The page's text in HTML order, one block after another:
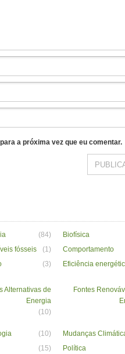
a próxima vez que eu comentar.
(84)
Biofísica
fósseis (1)
Comportamento
(3) Eficiência
Alternativas de
Energia
(10)
Fontes
(10)
Mudanças
(15)
Política